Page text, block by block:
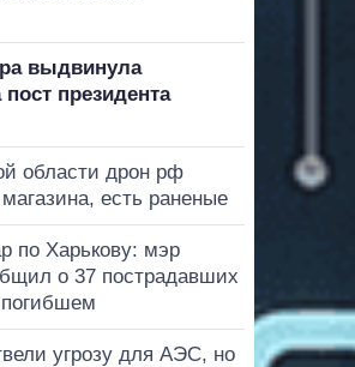
выдвинула
президента
области дрон рф
есть раненые
по Харькову: мэр
о 37 пострадавших
угрозу для АЭС, но